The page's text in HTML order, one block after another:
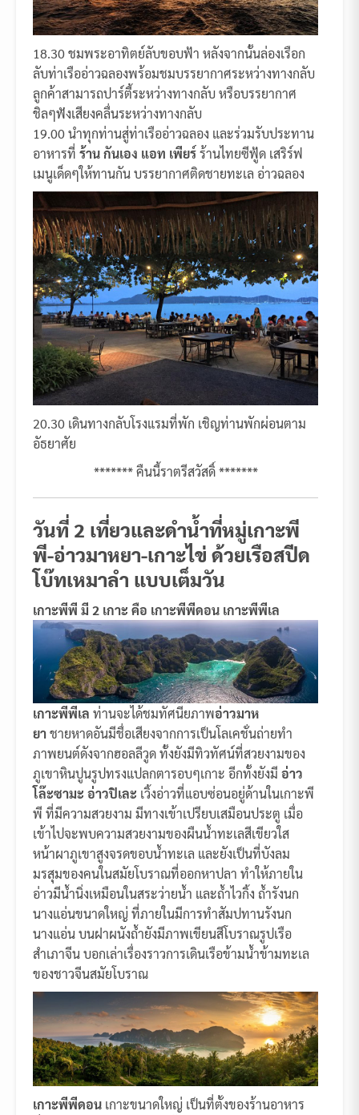
18.30 ชมพระอาทิตย์ลับขอบฟ้า หลังจากนั้นล่องเรือก
ลับท่าเรืออ่าวฉลองพร้อมชมบรรยากาศระหว่างทางกลับ
ลูกค้าสามารถปาร์ตี้ระหว่างทางกลับ หรือบรรยากาศ
ชิลๆฟังเสียงคลื่นระหว่างทางกลับ
19.00 นำทุกท่านสู่ท่าเรืออ่าวฉลอง และร่วมรับประทาน
อาหารที่ ร้าน กันเอง แอท เพียร์ร้านไทยซีฟู้ด เสริร์ฟ
เมนูเด็ดๆให้ทานกัน บรรยากาศติดชายทะเล อ่าวฉลอง
20.30 เดินทางกลับโรงแรมที่พัก เชิญท่านพักผ่อนตาม
อัธยาศัย
******* คืนนี้ราตรีสวัสดิ์ *******
วันที่ 2 เที่ยวและดำน้ำที่หมู่เกาะพี
พี-อ่าวมาหยา-เกาะไข่ ด้วยเรือสปีด
โบ๊ทเหมาลำ แบบเต็มวัน
เกาะพีพี มี 2 เกาะ คือ เกาะพีพีดอน เกาะพีพีเล
เกาะพีพีเล ท่านจะได้ชมทัศนียภาพอ่าวมาห
ยาชายหาดอันมีชื่อเสียงจากการเป็นโลเคชั่นถ่ายทำ
ภาพยนต์ดังจากฮอลลีวูด ทั้งยังมีทิวทัศน์ที่สวยงามของ
ภูเขาหินปูนรูปทรงแปลกตารอบๆเกาะ อีกทั้งยังมี อ่าว
โล๊ะซามะ อ่าวปิเละ เวิ้งอ่าวที่แอบซ่อนอยู่ด้านในเกาะพี
พี ที่มีความสวยงาม มีทางเข้าเปรียบเสมือนประตู เมื่อ
เข้าไปจะพบความสวยงามของผืนน้ำทะเลสีเขียวใส
หน้าผาภูเขาสูงจรดขอบน้ำทะเล และยังเป็นที่บังลม
มรสุมของคนในสมัยโบราณที่ออกหาปลา ทำให้ภายใน
อ่าวมีน้ำนิ่งเหมือนในสระว่ายน้ำ และถ้ำไวกิ้ง ถ้ำรังนก
นางแอ่นขนาดใหญ่ ที่ภายในมีการทำสัมปทานรังนก
นางแอ่น บนฝาผนังถ้ำยังมีภาพเขียนสีโบราณรูปเรือ
สำเภาจีน บอกเล่าเรื่องราวการเดินเรือข้ามน้ำข้ามทะเล
ของชาวจีนสมัยโบราณ
เกาะพีพีดอน เกาะขนาดใหญ่ เป็นที่ตั้งของร้านอาหาร